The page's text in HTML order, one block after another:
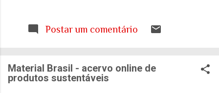
visão (e experiência) das mulheres sobre o que é
acadêmicos e governamentais recentes para
entender mais sobre a realidade. É mesmo
Postar um comentário
Material Brasil - acervo online de
produtos sustentáveis